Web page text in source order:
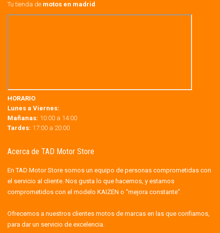
Tu tienda de motos en madrid .
HORARIO
Lunes a Viernes:
Mañanas: 10:00 a 14:00
Tardes: 17:00 a 20:00
Acerca de TAD Motor Store
En TAD Motor Store somos un equipo de personas comprometidas con
el servicio al cliente. Nos gusta lo que hacemos, y estamos
comprometidos con el modelo KAIZEN o “mejora constante”.
Ofrecemos a nuestros clientes motos de marcas en las que confiamos,
para dar un servicio de excelencia.